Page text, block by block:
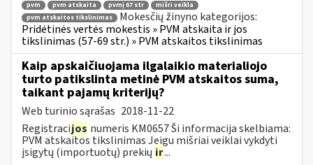
pvm pvm atskaita pvmį 67 str
mišri veikla
pvm atskaitos tikslinimas
Mokesčių žinyno kategorijos:
Pridėtinės vertės mokestis » PVM atskaita ir jos
tikslinimas (57-69 str.) » PVM atskaitos tikslinimas
Kaip apskaičiuojama ilgalaikio materialiojo
turto patikslinta metinė PVM atskaitos suma,
taikant pajamų kriterijų?
Web turinio sąrašas 2018-11-22
Registracijos numeris KM0657 Ši informacija skelbiama:
PVM atskaitos tikslinimas Jeigu mišriai veiklai vykdyti
įsigytų (importuotų) prekių ir...